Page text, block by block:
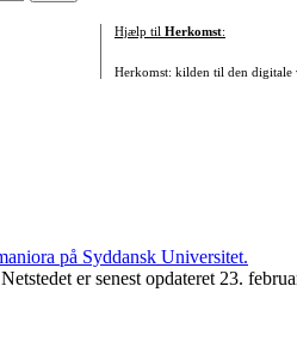
Hjælp til Herkomst:
Herkomst: kilden til den digitale
er senest opdateret 23.